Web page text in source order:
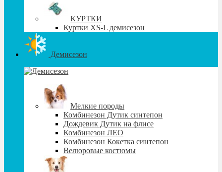
КУРТКИ
Куртки XS-L демисезон
Демисезон
Мелкие породы
Комбинезон Дутик синтепон
Дождевик Дутик на флисе
Комбинезон ЛЕО
Комбинезон Кокетка синтепон
Велюровые костюмы